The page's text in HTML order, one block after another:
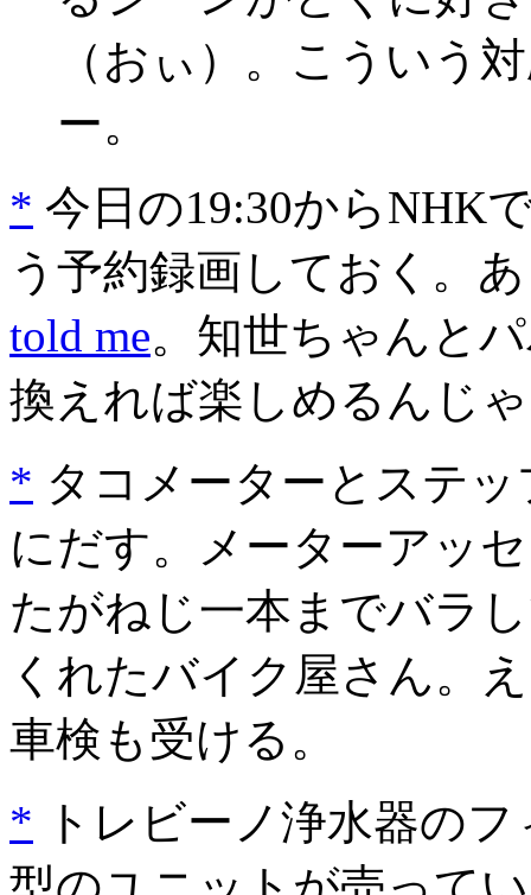
（おぃ）。こういう
ー。
* 今日の19:30からNHK
う予約録画しておく。
told me。知世ちゃんと
換えれば楽しめるんじ
* タコメーターとステ
にだす。メーターアッ
たがねじ一本までバラ
くれたバイク屋さん。
車検も受ける。
* トレビーノ浄水器の